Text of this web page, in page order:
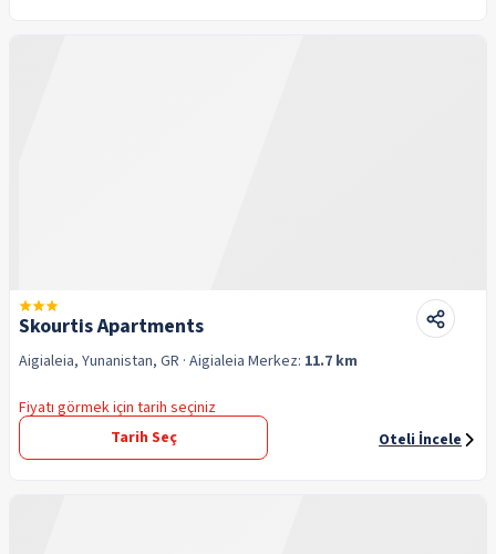
Skourtis Apartments
Aigialeia, Yunanistan, GR · Aigialeia Merkez: 11.7 km
Fiyatı görmek için tarih seçiniz
Tarih Seç
Oteli İncele